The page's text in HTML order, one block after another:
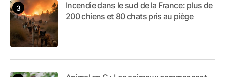
Incendie dans le sud de la France : plus de
200 chiens et 80 chats pris au piège